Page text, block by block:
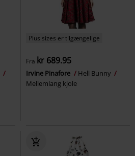
Plus sizes er tilgængelige
Fra kr 689.95
Irvine Pinafore
Hell Bunny
Mellemlang kjole